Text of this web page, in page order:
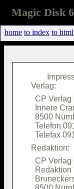
Magic Disk
home to index to
CP
Innere
8500
CP